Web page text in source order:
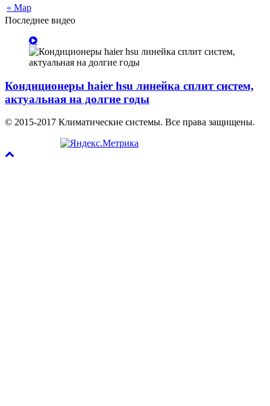
« Мар
Последнее видео
Кондиционеры haier hsu линейка сплит систем,
актуальная на долгие годы
© 2015-2017 Климатические системы. Все права защищены.